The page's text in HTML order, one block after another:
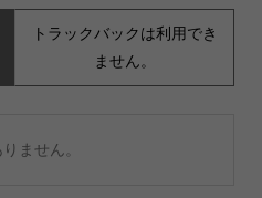
トラックバックは利用でき
ません。
ません。